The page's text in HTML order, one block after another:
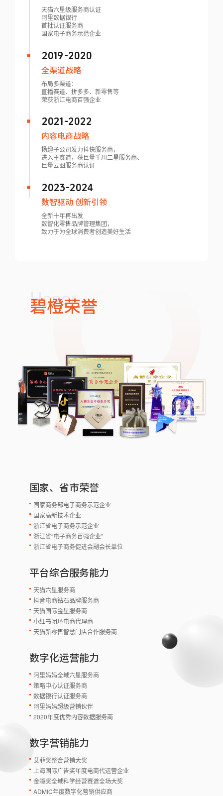
天猫六星级服务商认证
阿里数据银行
首批认证服务商
国家电子商务示范企业
2019-2020
全渠道战略
布局多渠道：
直播赛道、拼多多、新零售等
荣获浙江电商百强企业
2021-2022
内容电商战略
扬趣子公司发力抖快服务商，
进入主赛道，获巨量千川二星服务商、
巨量云图服务商认证
2023-2024
数智驱动 创新引领
全新十年再出发
数智化零售品牌管理集团，
致力于为全球消费者创造美好生活
Honor
碧橙荣誉
国家、省市荣誉
国家商务部电子商务示范企业
国家高新技术企业
浙江省电子商务示范企业
浙江省“电子商务百强企业”
浙江省电子商务促进会副会长单位
平台综合服务能力
天猫六星服务商
抖音电商钻石品牌服务商
天猫国际金星服务商
小红书闭环电商代理商
天猫新零售智慧门店合作服务商
数字化运营能力
阿里妈妈全域六星服务商
策略中心认证服务商
数据银行认证服务商
阿里妈妈超级营销伙伴
2020年度优秀内容数据服务商
数字营销能力
艾菲奖整合营销大奖
上海国际广告奖年度电商代运营企业
金瞳奖全域科学经营赛道全场大奖
ADMIC年度数字化营销供应商